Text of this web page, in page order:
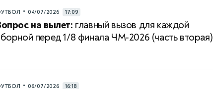
• 04/07/2026 17:09
на вылет: главный вызов для каждой
перед 1/8 финала ЧМ‑2026 (часть вторая)
• 06/07/2026 16:18